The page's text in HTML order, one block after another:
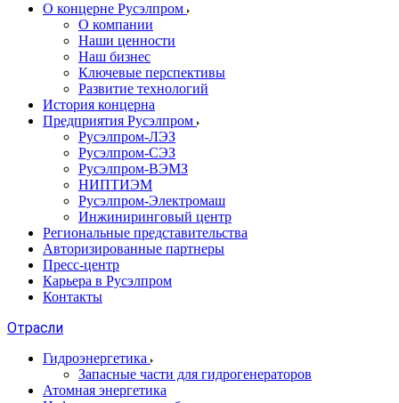
О концерне Русэлпром
О компании
Наши ценности
Наш бизнес
Ключевые перспективы
Развитие технологий
История концерна
Предприятия Русэлпром
Русэлпром-ЛЭЗ
Русэлпром-СЭЗ
Русэлпром-ВЭМЗ
НИПТИЭМ
Русэлпром-Электромаш
Инжиниринговый центр
Региональные представительства
Авторизированные партнеры
Пресс-центр
Карьера в Русэлпром
Контакты
Отрасли
Гидроэнергетика
Запасные части для гидрогенераторов
Атомная энергетика